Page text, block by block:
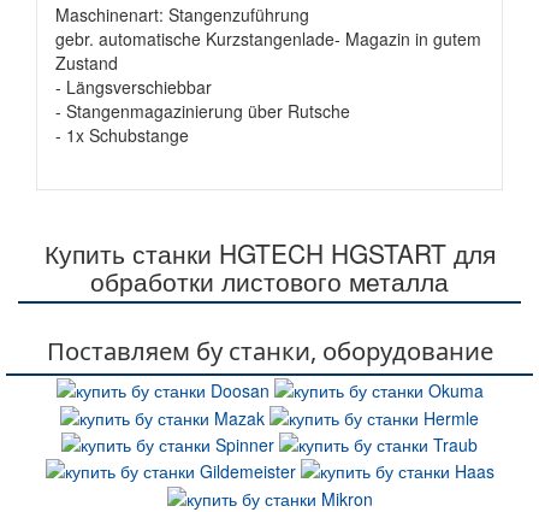
Maschinenart: Stangenzuführung
gebr. automatische Kurzstangenlade- Magazin in gutem
Zustand
- Längsverschiebbar
- Stangenmagazinierung über Rutsche
- 1x Schubstange
Купить станки HGTECH HGSTART для
обработки листового металла
Поставляем бу станки, оборудование